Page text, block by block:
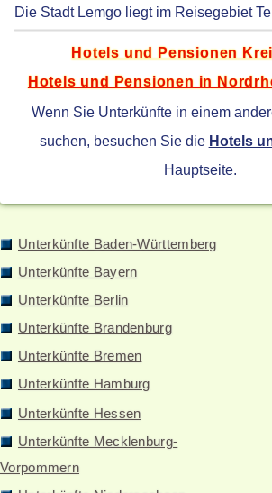
Die Stadt Lemgo liegt im Reisegebiet
Hotels und Pensionen
Hotels und Pensionen in
Wenn Sie Unterkünfte in einem
suchen, besuchen Sie die Hotels
Hauptseite.
Unterkünfte Baden-Württemberg
Unterkünfte Bayern
Unterkünfte Berlin
Unterkünfte Brandenburg
Unterkünfte Bremen
Unterkünfte Hamburg
Unterkünfte Hessen
Unterkünfte Mecklenburg-
Vorpommern